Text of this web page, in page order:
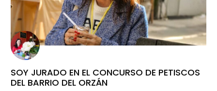
SOY JURADO EN EL CONCURSO DE PETISCOS
DEL BARRIO DEL ORZÁN